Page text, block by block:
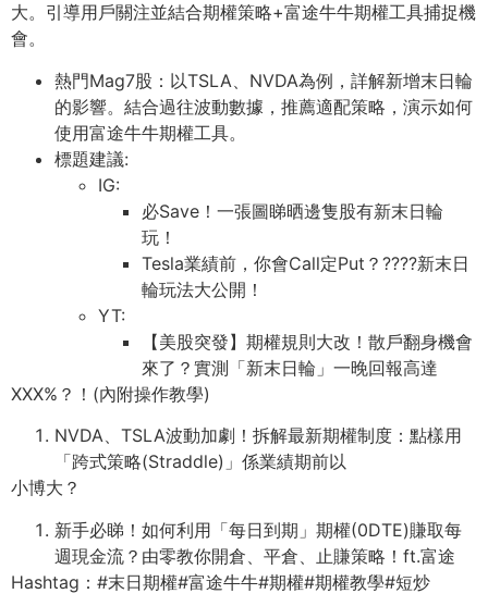
⼤。引導⽤戶關注並結合期權策略+富途⽜⽜期權⼯具捕捉機
會。
熱⾨Mag7股：以TSLA、NVDA為例，詳解新增末⽇輪
的影響。結合過往波動數據，推薦適配策略，演⽰如何
使⽤富途⽜⽜期權⼯具。
標題建議:
IG:
必Save！⼀張圖睇晒邊隻股有新末⽇輪
玩！
Tesla業績前，你會Call定Put？????新末⽇
輪玩法⼤公開！
YT:
【美股突發】期權規則⼤改！散戶翻⾝機會
來了？實測「新末⽇輪」⼀晚回報⾼達
XXX%？！(內附操作教學)
NVDA、TSLA波動加劇！拆解最新期權制度：點樣⽤
「跨式策略(Straddle)」係業績期前以
⼩博⼤？
新⼿必睇！如何利⽤「每⽇到期」期權(0DTE)賺取每
週現⾦流？由零教你開倉、平倉、⽌賺策略！ft.富途
Hashtag：#末⽇期權#富途⽜⽜#期權#期權教學#短炒